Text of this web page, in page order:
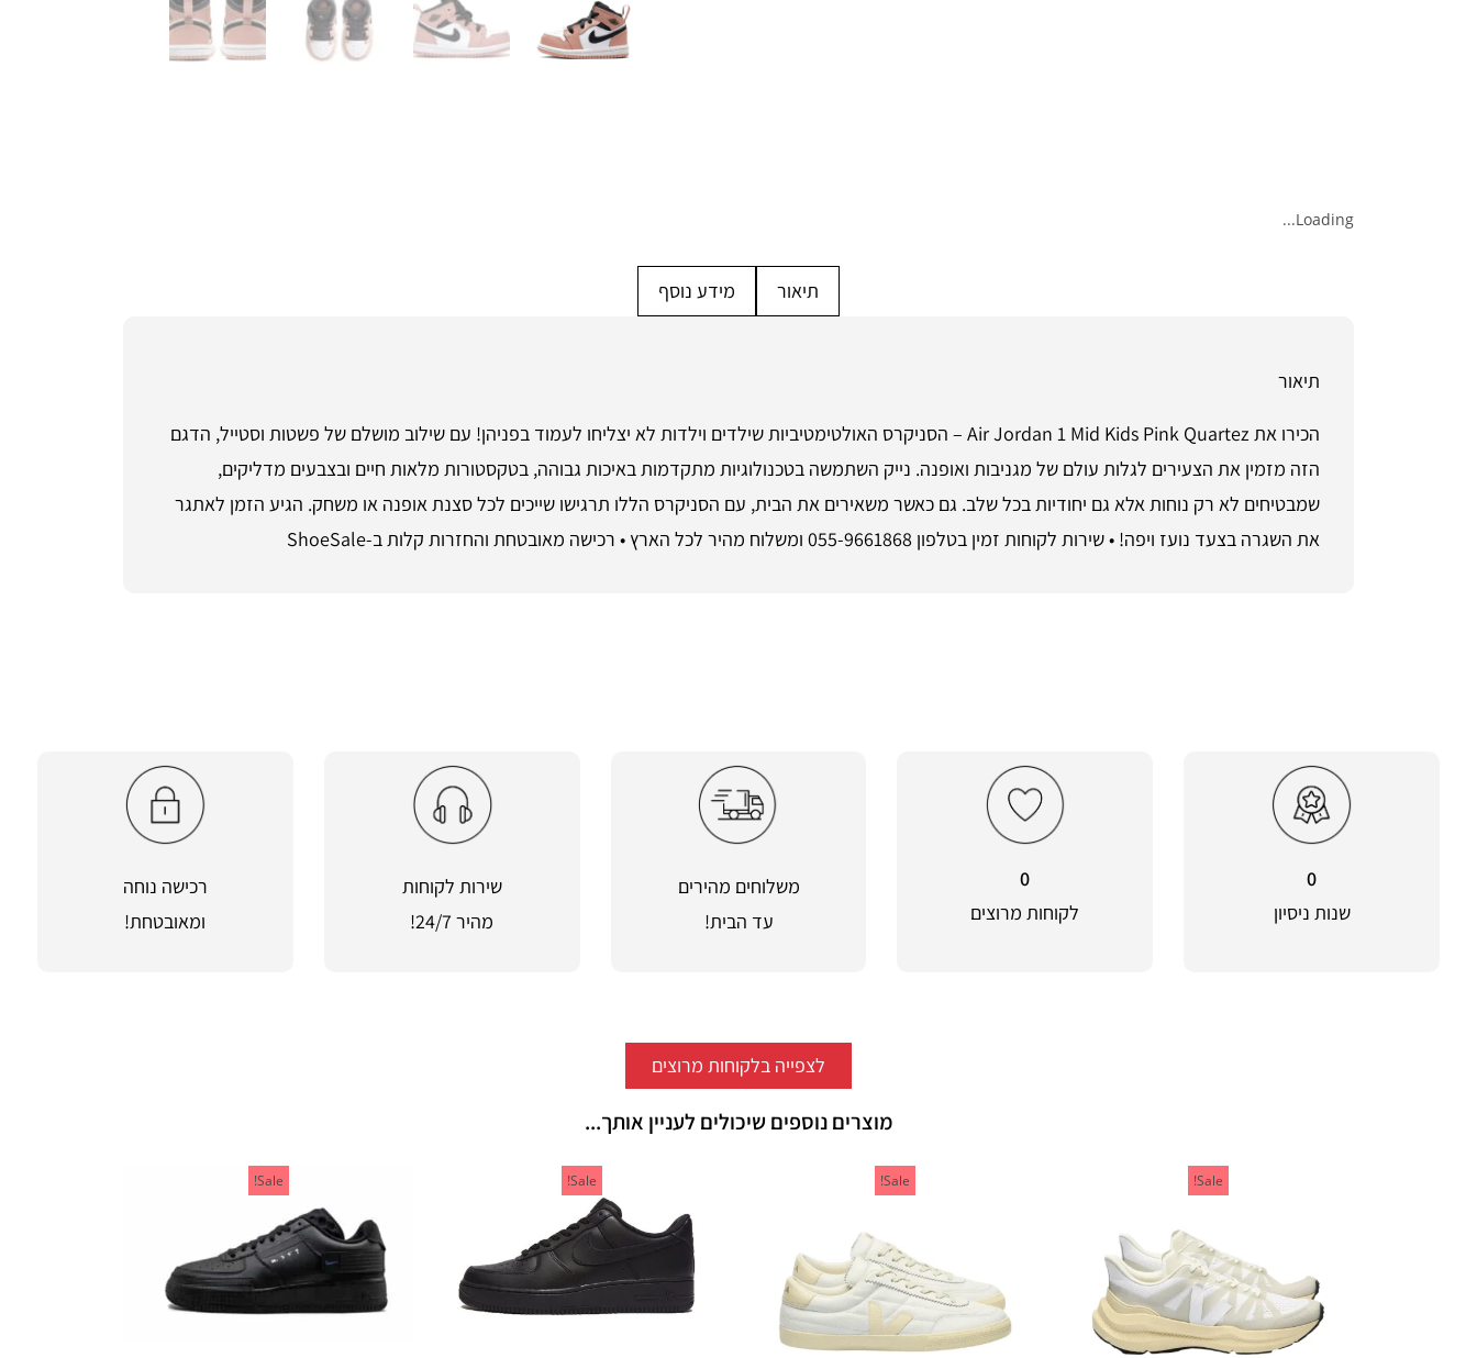
Loading...
תיאור מידע נוסף
תיאור
הכירו את Air Jordan 1 Mid Kids Pink Quartez – הסניקרס האולטימטיביות שילדים וילדות לא יצליחו לעמוד בפניהן! עם שילוב מושלם של פשטות וסטייל, הדגם
הזה מזמין את הצעירים לגלות עולם של מגניבות ואופנה. נייק השתמשה בטכנולוגיות מתקדמות באיכות גבוהה, בטקסטורות מלאות חיים ובצבעים מדליקים,
שמבטיחים לא רק נוחות אלא גם יחודיות בכל שלב. גם כאשר משאירים את הבית, עם הסניקרס הללו תרגישו שייכים לכל סצנת אופנה או משחק. הגיע הזמן לאתגר
את השגרה בצעד נועז ויפה! • שירות לקוחות זמין בטלפון 055-9661868 ומשלוח מהיר לכל הארץ • רכישה מאובטחת והחזרות קלות ב-ShoeSale
0
שנות ניסיון
0
לקוחות מרוצים
משלוחים מהירים
עד הבית!
שירות לקוחות
מהיר 24/7!
רכישה נוחה
ומאובטחת!
לצפייה בלקוחות מרוצים
מוצרים נוספים שיכולים לעניין אותך...
Sale!
Sale!
Sale!
Sale!